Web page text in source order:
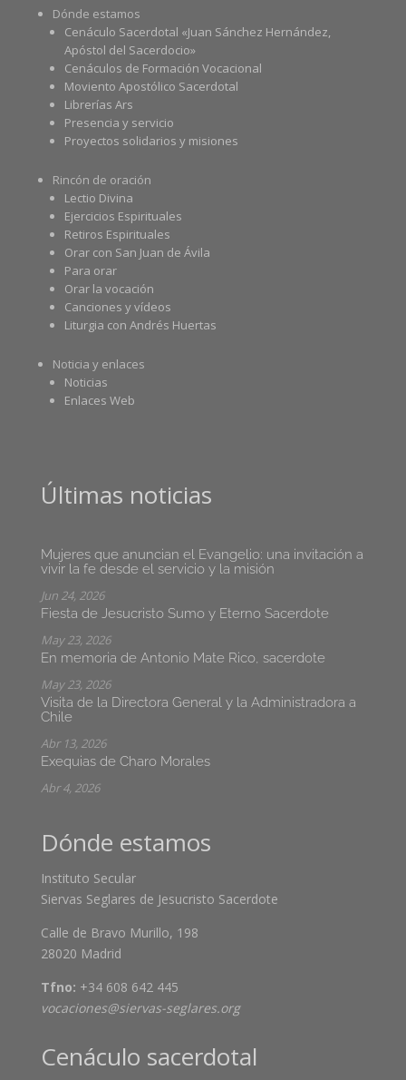
Dónde estamos
Cenáculo Sacerdotal «Juan Sánchez Hernández,
Apóstol del Sacerdocio»
Cenáculos de Formación Vocacional
Moviento Apostólico Sacerdotal
Librerías Ars
Presencia y servicio
Proyectos solidarios y misiones
Rincón de oración
Lectio Divina
Ejercicios Espirituales
Retiros Espirituales
Orar con San Juan de Ávila
Para orar
Orar la vocación
Canciones y vídeos
Liturgia con Andrés Huertas
Noticia y enlaces
Noticias
Enlaces Web
Últimas noticias
Mujeres que anuncian el Evangelio: una invitación a
vivir la fe desde el servicio y la misión
Jun 24, 2026
Fiesta de Jesucristo Sumo y Eterno Sacerdote
May 23, 2026
En memoria de Antonio Mate Rico, sacerdote
May 23, 2026
Visita de la Directora General y la Administradora a
Chile
Abr 13, 2026
Exequias de Charo Morales
Abr 4, 2026
Dónde estamos
Instituto Secular
Siervas Seglares de Jesucristo Sacerdote
Calle de Bravo Murillo, 198
28020 Madrid
Tfno: +34 608 642 445
vocaciones@siervas-seglares.org
Cenáculo sacerdotal